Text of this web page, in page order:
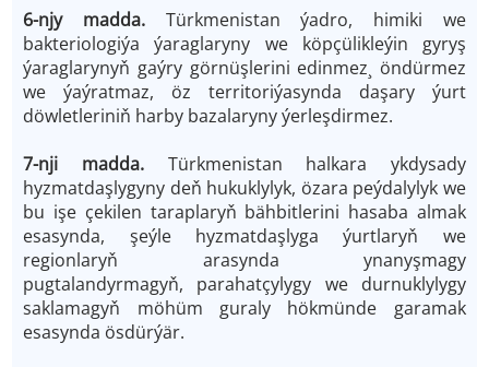
6-njy madda.Türkmenistan ýadro, himiki we
bakteriologiýa ýaraglaryny we köpçülikleýin gyryş
ýaraglarynyň gaýry görnüşlerini edinmez¸ öndürmez
we ýaýratmaz, öz territoriýasynda daşary ýurt
döwletleriniň harby bazalaryny ýerleşdirmez.
7-nji madda.Türkmenistan halkara ykdysady
hyzmatdaşlygyny deň hukuklylyk, özara peýdalylyk we
bu işe çekilen taraplaryň bähbitlerini hasaba almak
esasynda, şeýle hyzmatdaşlyga ýurtlaryň we
regionlaryň arasynda ynanyşmagy
pugtalandyrmagyň, parahatçylygy we durnuklylygy
saklamagyň möhüm guraly hökmünde garamak
esasynda ösdürýär.